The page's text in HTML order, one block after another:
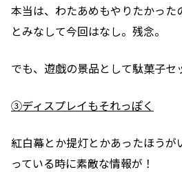
本当は、わたあめもやりたかった
とみなして今回はなし。残念。
でも、遊戯の景品として駄菓子セ
③ディスプレイもそれっぽく
紅白幕とか提灯とかあったほうが
っている時に素敵な情報が！